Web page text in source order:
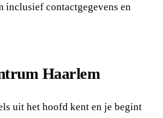
inclusief contactgegevens en
Haarlem
uit het hoofd kent en je begint